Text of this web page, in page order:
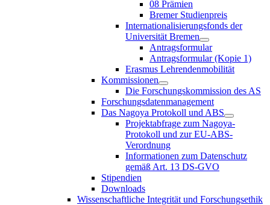
08 Prämien
Bremer Studienpreis
Internationalisierungsfonds der
Universität Bremen
Antragsformular
Antragsformular (Kopie 1)
Erasmus Lehrendenmobilität
Kommissionen
Die Forschungskommission des AS
Forschungsdatenmanagement
Das Nagoya Protokoll und ABS
Projektabfrage zum Nagoya-
Protokoll und zur EU-ABS-
Verordnung
Informationen zum Datenschutz
gemäß Art. 13 DS-GVO
Stipendien
Downloads
Wissenschaftliche Integrität und Forschungsethik